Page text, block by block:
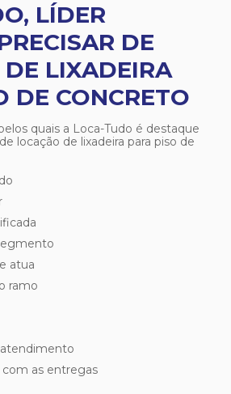
LÍDER
DE
LIXADEIRA
DE CONCRETO
quais a Loca-Tudo é destaque
locação de lixadeira para piso de
atua
ramo
com as entregas